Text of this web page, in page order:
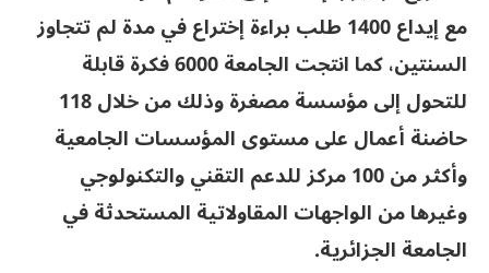
مع إيداع 1400 طلب براءة إختراع في مدة لم تتجاوز
السنتين، كما انتجت الجامعة 6000 فكرة قابلة
للتحول إلى مؤسسة مصغرة وذلك من خلال 118
حاضنة أعمال على مستوى المؤسسات الجامعية
وأكثر من 100 مركز للدعم التقني والتكنولوجي
وغيرها من الواجهات المقاولاتية المستحدثة في
الجامعة الجزائرية.